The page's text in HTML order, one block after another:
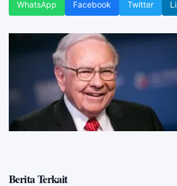
WhatsApp Facebook Twitter
Berita Terkait